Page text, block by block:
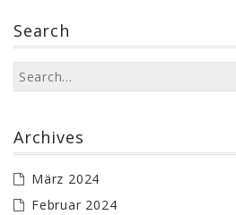
Search
Archives
März 2024
Februar 2024